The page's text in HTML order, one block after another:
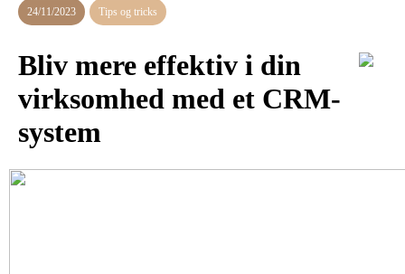
24/11/2023 Tips og tricks
Bliv mere effektiv i din
virksomhed med et CRM-
system